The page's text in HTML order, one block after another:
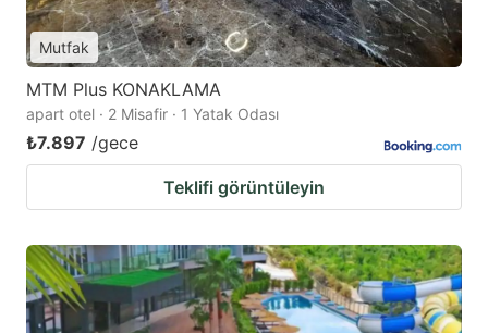
Mutfak
MTM Plus KONAKLAMA
apart otel · 2 Misafir · 1 Yatak Odası
₺7.897 /gece
Teklifi görüntüleyin